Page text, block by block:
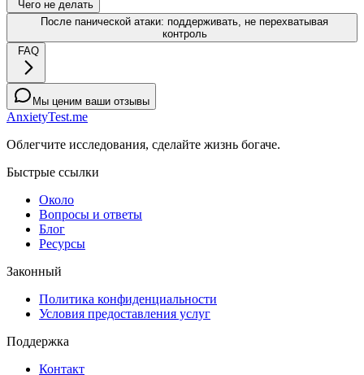
Чего не делать
После панической атаки: поддерживать, не перехватывая
контроль
FAQ
Мы ценим ваши отзывы
AnxietyTest.me
Облегчите исследования, сделайте жизнь богаче.
Быстрые ссылки
Около
Вопросы и ответы
Блог
Ресурсы
Законный
Политика конфиденциальности
Условия предоставления услуг
Поддержка
Контакт